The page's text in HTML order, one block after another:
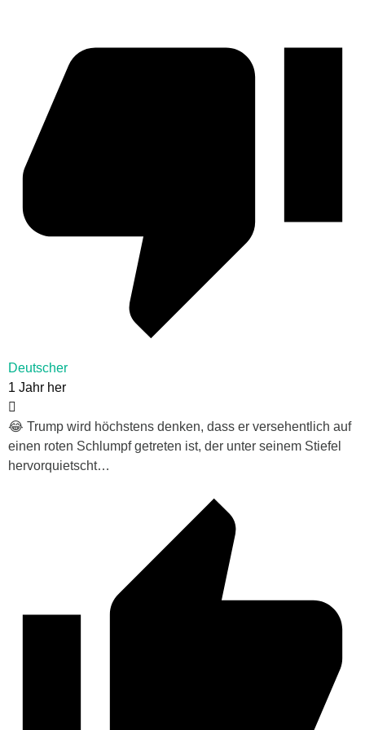
Deutscher
1 Jahr her
😂 Trump wird höchstens denken, dass er versehentlich auf
einen roten Schlumpf getreten ist, der unter seinem Stiefel
hervorquietscht…